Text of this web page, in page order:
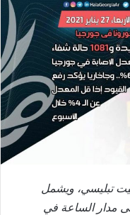
تبليسي، ويشمل
كورونا “كوفيد-19” على مدار الساعة في